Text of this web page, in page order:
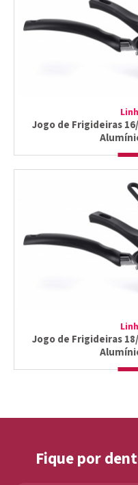
Jogo de Frigideiras
Jogo de Frigideiras
Fique por